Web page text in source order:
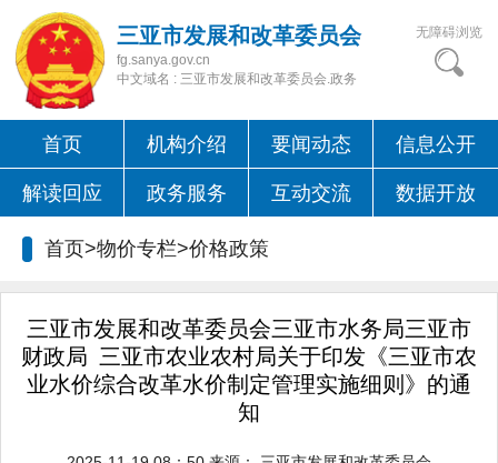
三亚市发展和改革委员会
fg.sanya.gov.cn
中文域名 : 三亚市发展和改革委员会.政务
无障碍浏览
首页 机构介绍 要闻动态 信息公开
解读回应 政务服务 互动交流 数据开放
首页>物价专栏>价格政策
三亚市发展和改革委员会三亚市水务局三亚市
财政局 三亚市农业农村局关于印发《三亚市农
业水价综合改革水价制定管理实施细则》的通
知